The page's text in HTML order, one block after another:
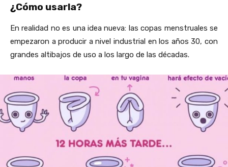
¿Cómo usarla?
En realidad no es una idea nueva: las copas menstruales se
empezaron a producir a nivel industrial en los años 30, con
grandes altibajos de uso a los largo de las décadas.